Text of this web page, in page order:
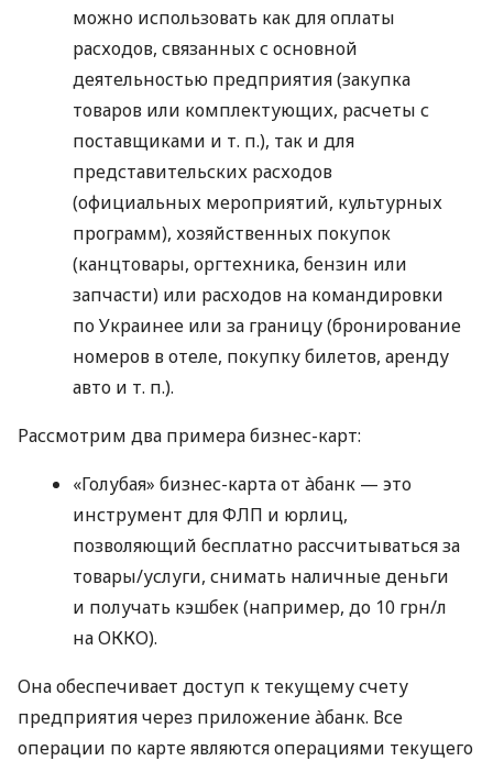
можно использовать как для оплаты
расходов, связанных с основной
деятельностью предприятия (закупка
товаров или комплектующих, расчеты с
поставщиками и т. п.), так и для
представительских расходов
(официальных мероприятий, культурных
программ), хозяйственных покупок
(канцтовары, оргтехника, бензин или
запчасти) или расходов на командировки
по Украинее или за границу (бронирование
номеров в отеле, покупку билетов, аренду
авто и т. п.).
Рассмотрим два примера бизнес-карт:
«Голубая» бизнес-карта от àбанк — это
инструмент для ФЛП и юрлиц,
позволяющий бесплатно рассчитываться за
товары/услуги, снимать наличные деньги
и получать кэшбек (например, до 10 грн/л
на ОККО).
Она обеспечивает доступ к текущему счету
предприятия через приложение àбанк. Все
операции по карте являются операциями текущего